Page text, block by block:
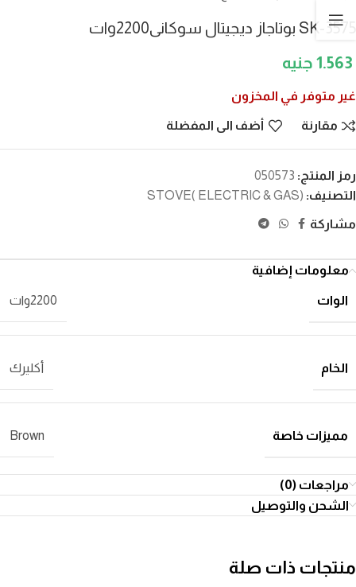
SK-3575 بوتاجاز ديجيتال سوكانى2200وات
1.563
غير متوفر في المخزون
مقارنة أضف الى المفضلة
رمز المنتج: 050573
التصنيف: STOVE( ELECTRIC & GAS)
مشاركة
معلومات إضافية
الوات 2200وات
الخام أكليرك
مميزات خاصة Brown
مراجعات (0)
الشحن والتوصيل
منتجات ذات صلة